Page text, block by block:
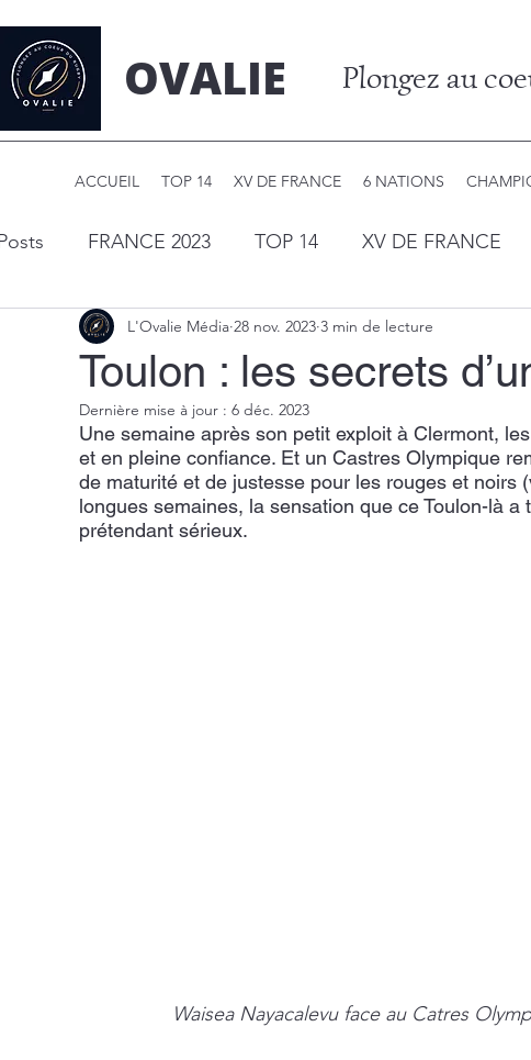
OVALIE Plongez au
ACCUEIL TOP 14 XV DE FRANCE 6 NATIONS
FRANCE 2023 TOP 14 XV DE FRANCE
Toulon : les secrets
L'Ovalie Média 28 nov. 2023 3 min de lecture
Dernière mise à jour : 6 déc. 2023
Une semaine après son petit exploit à Clermont,
et en pleine confiance. Et un Castres Olympique
de maturité et de justesse pour les rouges et noirs
longues semaines, la sensation que ce Toulon-là
prétendant sérieux.
Waisea Nayacalevu face au Catres